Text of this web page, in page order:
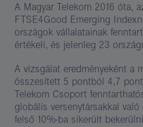
A Magyar Telekom 2016 óta,
FTSE4Good Emerging
országok vállalatainak
értékeli, és jelenleg 23
A vizsgálat eredményeként a
összesített 5 pontból 4,7
Telekom Csoport
globális versenytársakkal
felső 10%-ba sikerült